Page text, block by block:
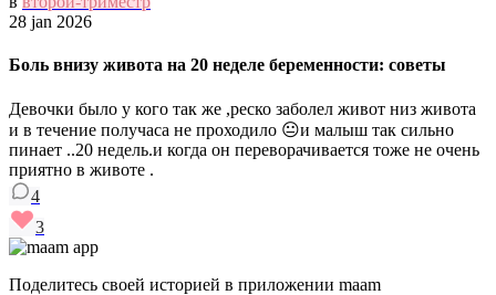
28 jan 2026
Боль внизу живота на 20 неделе беременности: советы
Девочки было у кого так же ,реско заболел живот низ живота
и в течение получаса не проходило 😐и малыш так сильно
пинает ..20 недель.и когда он переворачивается тоже не очень
приятно в животе .
4
3
Поделитесь своей историей в приложении maam